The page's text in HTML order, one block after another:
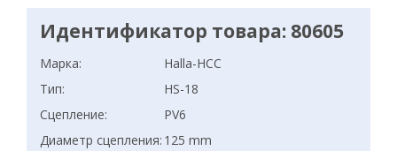
Идентификатор товара: 80605
Марка:
Halla-HCC
Тип:
HS-18
Сцепление:
PV6
Диаметр сцепления: 125 mm